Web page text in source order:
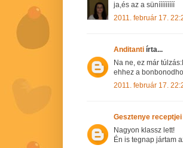
ja,és az a sünííííííííí
2011. február 17.
Anditanti írta...
Na ne, ez már
ehhez a
2011. február 17.
Gesztenye receptjei
Nagyon klassz lett!
Én is tegnap jártam